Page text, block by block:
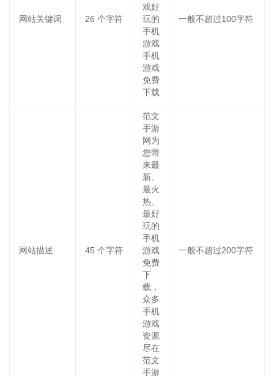
网站关键词 26 个字符
戏好
玩的
手机
游戏
手机
游戏
免费
下载
一般不超过100字符
网站描述 45 个字符
范文
手游
网为
您带
来最
新、
最火
热、
最好
玩的
手机
游戏
免费
下
载，
众多
手机
游戏
资源
尽在
范文
手游
一般不超过200字符